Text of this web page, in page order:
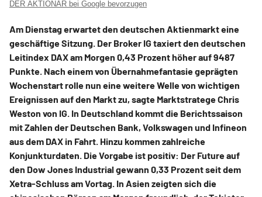
DER AKTIONÄR bei Google bevorzugen
Am Dienstag erwartet den deutschen Aktienmarkt eine
geschäftige Sitzung. Der Broker IG taxiert den deutschen
Leitindex DAX am Morgen 0,43 Prozent höher auf 9487
Punkte. Nach einem von Übernahmefantasie geprägten
Wochenstart rolle nun eine weitere Welle von wichtigen
Ereignissen auf den Markt zu, sagte Marktstratege Chris
Weston von IG. In Deutschland kommt die Berichtssaison
mit Zahlen der Deutschen Bank, Volkswagen und Infineon
aus dem DAX in Fahrt. Hinzu kommen zahlreiche
Konjunkturdaten. Die Vorgabe ist positiv: Der Future auf
den Dow Jones Industrial gewann 0,33 Prozent seit dem
Xetra-Schluss am Vortag. In Asien zeigten sich die